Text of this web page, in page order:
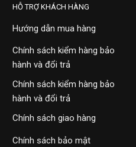
HỖ TRỢ KHÁCH HÀNG
Hướng dẫn mua hàng
Chính sách kiểm hàng bảo
hành và đổi trả
Chính sách kiểm hàng bảo
hành và đổi trả
Chính sách giao hàng
Chính sách bảo mật